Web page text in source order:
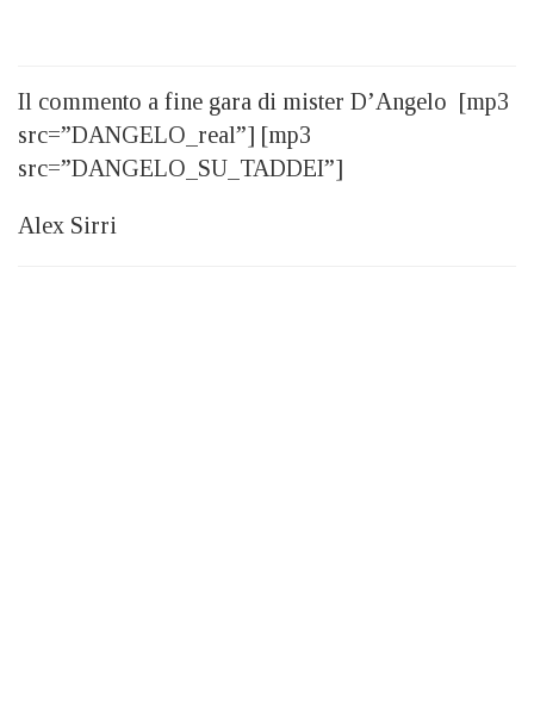
Il commento a fine gara di mister D’Angelo [mp3
src=”DANGELO_real”] [mp3
src=”DANGELO_SU_TADDEI”]
Alex Sirri